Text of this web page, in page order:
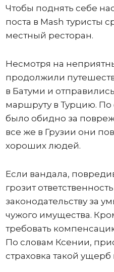
Чтобы поднять себе
поста в Mash туристы
местный ресторан.
Несмотря на
продолжили
в Батуми и
маршруту в Турцию.
было обидно за
все же в Грузии они
хороших людей.
Если вандала,
грозит
законодательству за
чужого имущества.
требовать
По словам Ксении,
страховка такой